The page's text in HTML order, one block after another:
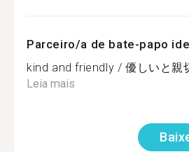
Parceiro/a de bate-papo
kind and friendly / 優しいと親
Leia mais